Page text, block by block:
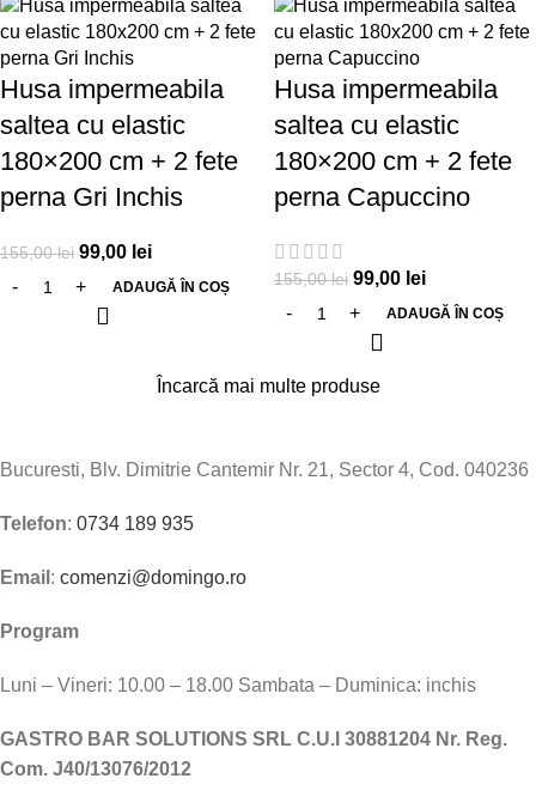
Husa impermeabila
saltea cu elastic
180×200 cm + 2 fete
perna Gri Inchis
155,00lei 99,00 lei
ADAUGĂ ÎN COȘ
Husa impermeabila
saltea cu elastic
180×200 cm + 2 fete
perna Capuccino
155,00lei 99,00 lei
ADAUGĂ ÎN COȘ
Încarcă mai multe produse
Bucuresti, Blv. Dimitrie Cantemir Nr. 21, Sector 4, Cod. 040236
Telefon: 0734 189 935
Email : comenzi@domingo.ro
Program
Luni – Vineri: 10.00 – 18.00 Sambata – Duminica: inchis
GASTRO BAR SOLUTIONS SRL C.U.I 30881204 Nr. Reg.
Com. J40/13076/2012